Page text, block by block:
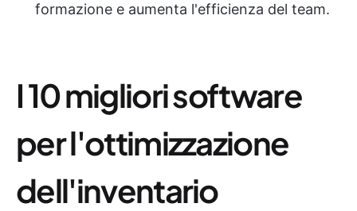
formazione e aumenta l'efficienza del team.
I 10 migliori software
per l'ottimizzazione
dell'inventario